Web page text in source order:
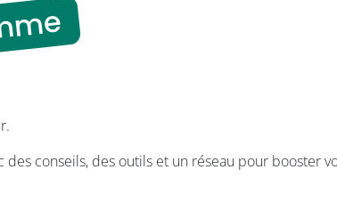
des conseils, des outils et un réseau pour booster